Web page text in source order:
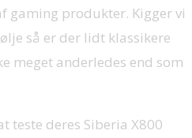
gaming produkter. Kigger vi
så er der lidt klassikere
meget anderledes end som
teste deres Siberia X800